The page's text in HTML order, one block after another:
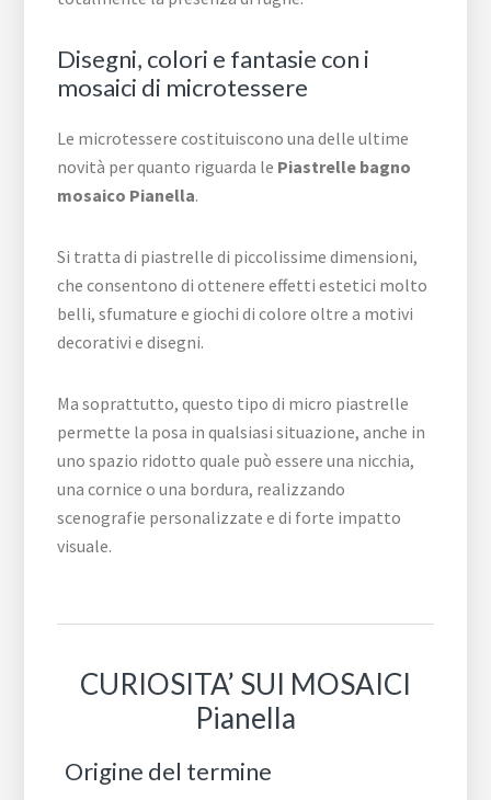
Disegni, colori e fantasie con i
mosaici di microtessere
Le microtessere costituiscono una delle ultime
novità per quanto riguarda le Piastrelle bagno
mosaico Pianella.
Si tratta di piastrelle di piccolissime dimensioni,
che consentono di ottenere effetti estetici molto
belli, sfumature e giochi di colore oltre a motivi
decorativi e disegni.
Ma soprattutto, questo tipo di micro piastrelle
permette la posa in qualsiasi situazione, anche in
uno spazio ridotto quale può essere una nicchia,
una cornice o una bordura, realizzando
scenografie personalizzate e di forte impatto
visuale.
CURIOSITA’ SUI MOSAICI
Pianella
Origine del termine